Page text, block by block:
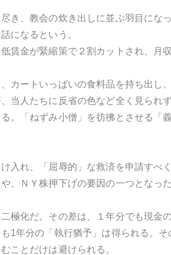
き、教会の炊き出しに並ぶ羽目にな
になるという。
賃金が緊縮策で２割カットされ、月
カートいっぱいの食料品を持ち出し
当人たちに反省の色など全く見られ
。「ねずみ小僧」を彷彿とさせる「
入れ、「屈辱的」な救済を申請すべ
、ＮＹ株押下げの要因の一つとなった
極化だ。その差は、１年分でも現金
1年分の「執行猶予」は得られる。
ことだけは避けられる。